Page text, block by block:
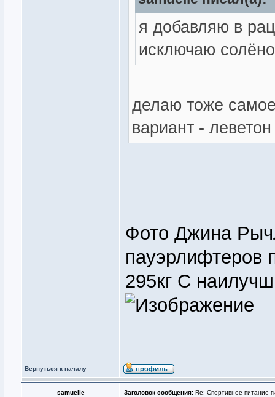
я добавляю в
исключаю
делаю тоже
вариант -
Фото Джина
пауэрлифтеров
295кг С
Вернуться к началу
samuelle Заголовок сообщения: Re: Спортивное питание